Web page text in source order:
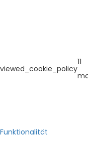
viewed_cookie_policy
11
Funktionalität